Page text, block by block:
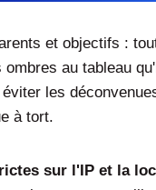
et objectifs :
au tableau
les
à tort.
sur l'IP et la